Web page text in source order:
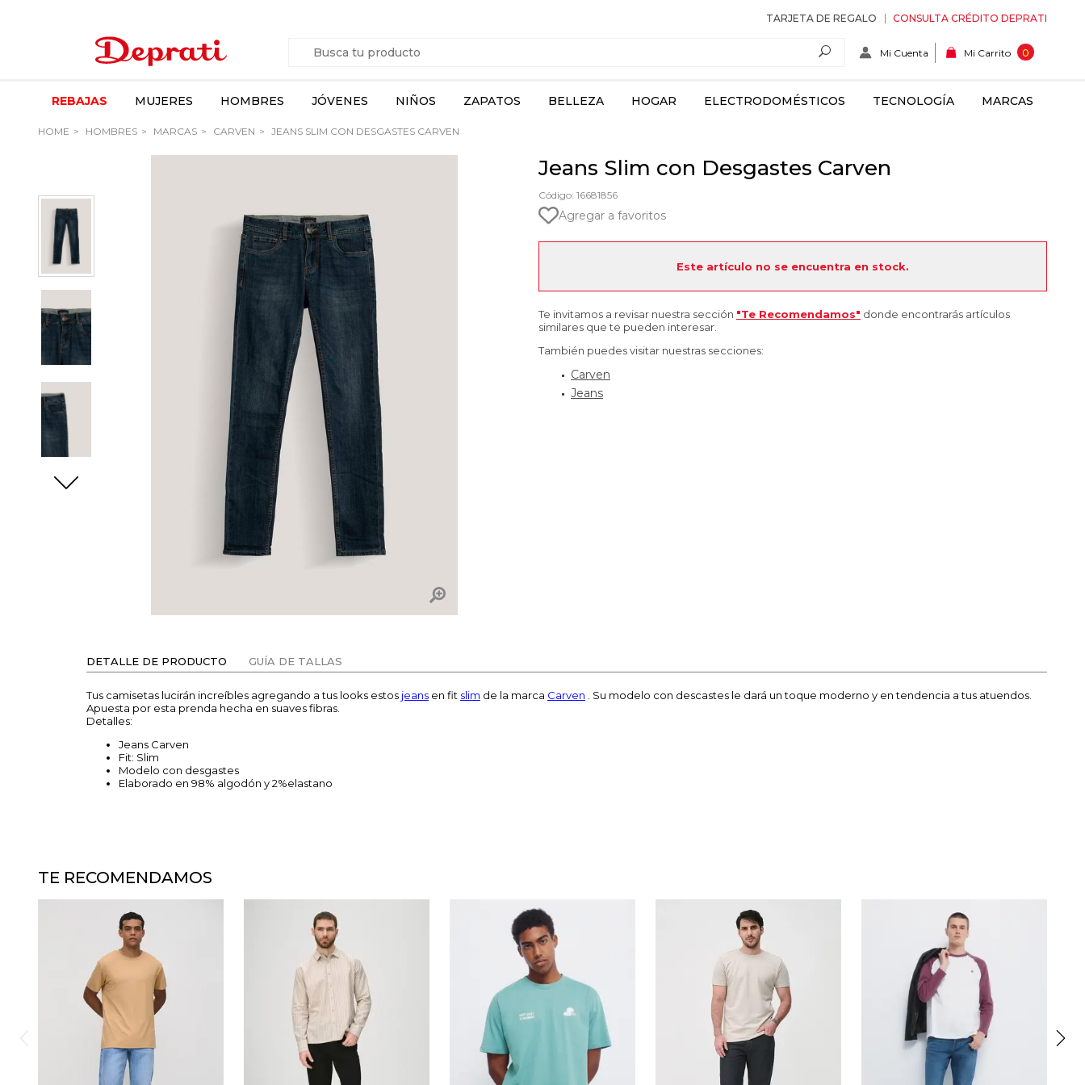
TARJETA DE REGALO CONSULTA CRÉDITO DEPRATI
Mi Cuenta Mi Carrito 0
REBAJAS MUJERES HOMBRES JÓVENES NIÑOS ZAPATOS BELLEZA HOGAR ELECTRODOMÉSTICOS TECNOLOGÍA MARCAS
HOME HOMBRES MARCAS CARVEN JEANS SLIM CON DESGASTES CARVEN
Jeans Slim con Desgastes Carven
Código: 16681856
Agregar a favoritos
Este artículo no se encuentra en stock.
Te invitamos a revisar nuestra sección "Te Recomendamos" donde encontrarás artículos
similares que te pueden interesar.
También puedes visitar nuestras secciones:
Carven
Jeans
DETALLE DE PRODUCTO GUÍA DE TALLAS
Tus camisetas lucirán increíbles agregando a tus looks estos jeans en fit slim de la marca Carven . Su modelo con descastes le dará un toque moderno y en tendencia a tus atuendos.
Apuesta por esta prenda hecha en suaves fibras.
Detalles:
Jeans Carven
Fit: Slim
Modelo con desgastes
Elaborado en 98% algodón y 2%elastano
TE RECOMENDAMOS